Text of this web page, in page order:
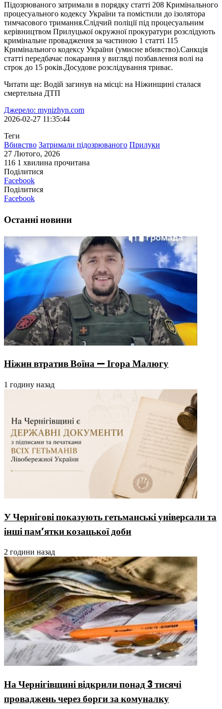
Підозрюваного затримали в порядку статті 208 Кримінального
процесуального кодексу України та помістили до ізолятора
тимчасового тримання.Слідчий поліції під процесуальним
керівництвом Прилуцької окружної прокуратури розслідують
кримінальне провадження за частиною 1 статті 115
Кримінального кодексу України (умисне вбивство).Санкція
статті передбачає покарання у вигляді позбавлення волі на
строк до 15 років.Досудове розслідування триває.
Читати ще: Водій загинув на місці: на Ніжинщині сталася
смертельна ДТП
Джерело: mynizhyn.com
2026-02-27 11:35:44
Теги
Вбивство Затримали підозрюваного Прилуки
27 Лютого, 2026
116 1 хвилина прочитана
Поділитися
Facebook
Поділитися
Facebook
Останні новини
Ніжин втратив Воїна — Ігора Малюгу
1 годину назад
У Чернігові показують гетьманські універсали та
інші пам’ятки козацької доби
2 години назад
На Чернігівщині відкрили понад 3 тисячі
проваджень через борги за комуналку